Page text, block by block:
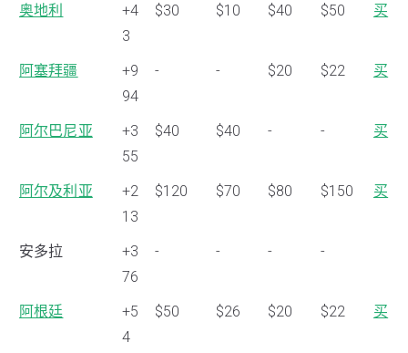
奥地利
+4
3
$30 $10 $40 $50 买
阿塞拜疆
+9
94
- - $20 $22 买
阿尔巴尼亚
+3
55
$40 $40 - - 买
阿尔及利亚
+2
13
$120 $70 $80 $150 买
安多拉
+3
76
- - - -
阿根廷
+5
4
$50 $26 $20 $22 买